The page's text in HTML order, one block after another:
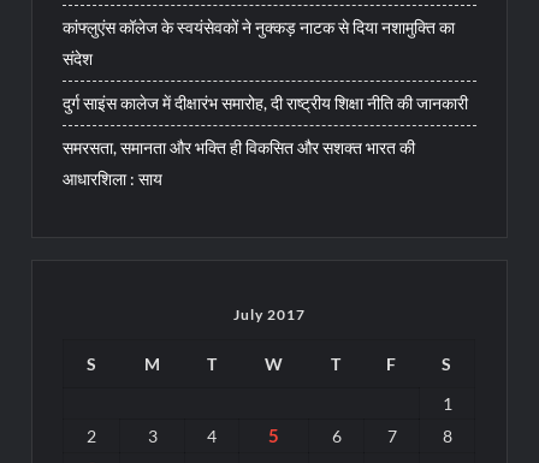
कांफ्लुएंस कॉलेज के स्वयंसेवकों ने नुक्कड़ नाटक से दिया नशामुक्ति का
संदेश
दुर्ग साइंस कालेज में दीक्षारंभ समारोह, दी राष्ट्रीय शिक्षा नीति की जानकारी
समरसता, समानता और भक्ति ही विकसित और सशक्त भारत की
आधारशिला : साय
July 2017
S M T W T F
S
1
2
3 4 5 6 7 8